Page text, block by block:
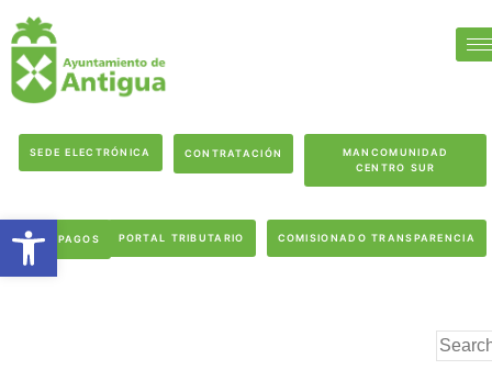
SEDE ELECTRÓNICA CONTRATACIÓN
MANCOMUNIDAD
CENTRO SUR
PAGOS PORTAL TRIBUTARIO COMISIONADO TRANSPARENCIA
Abrir barra de herramientas